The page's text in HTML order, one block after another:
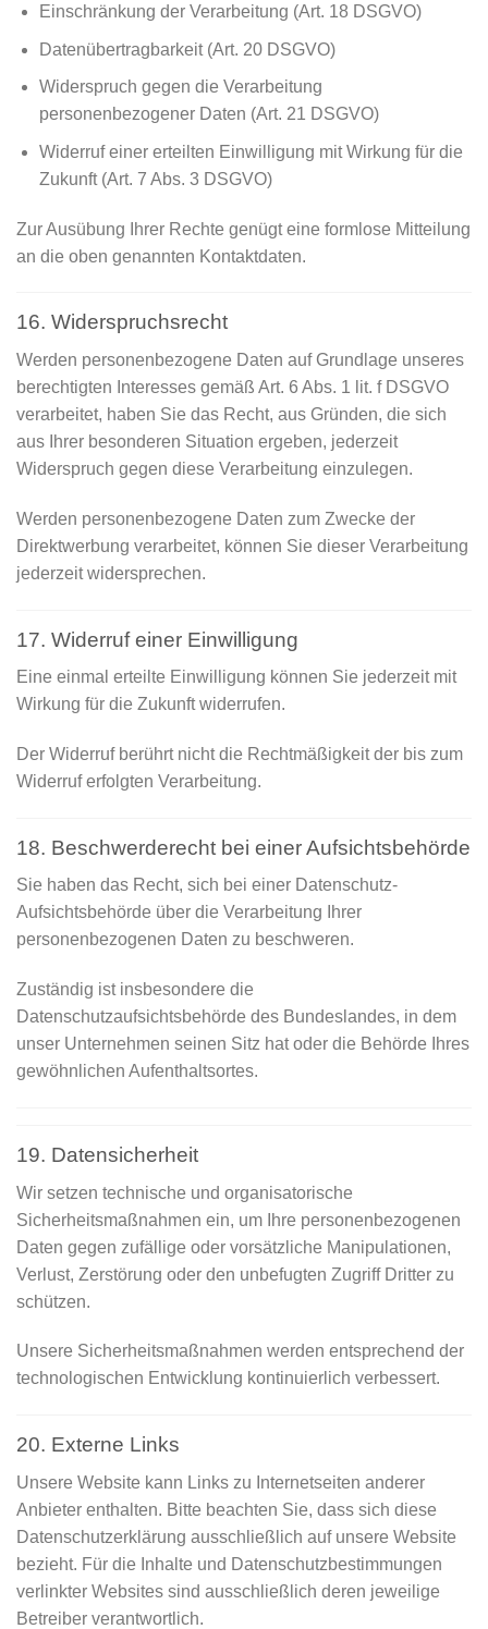
Einschränkung der Verarbeitung (Art. 18 DSGVO)
Datenübertragbarkeit (Art. 20 DSGVO)
Widerspruch gegen die Verarbeitung
personenbezogener Daten (Art. 21 DSGVO)
Widerruf einer erteilten Einwilligung mit Wirkung für die
Zukunft (Art. 7 Abs. 3 DSGVO)
Zur Ausübung Ihrer Rechte genügt eine formlose Mitteilung
an die oben genannten Kontaktdaten.
16. Widerspruchsrecht
Werden personenbezogene Daten auf Grundlage unseres
berechtigten Interesses gemäß Art. 6 Abs. 1 lit. f DSGVO
verarbeitet, haben Sie das Recht, aus Gründen, die sich
aus Ihrer besonderen Situation ergeben, jederzeit
Widerspruch gegen diese Verarbeitung einzulegen.
Werden personenbezogene Daten zum Zwecke der
Direktwerbung verarbeitet, können Sie dieser Verarbeitung
jederzeit widersprechen.
17. Widerruf einer Einwilligung
Eine einmal erteilte Einwilligung können Sie jederzeit mit
Wirkung für die Zukunft widerrufen.
Der Widerruf berührt nicht die Rechtmäßigkeit der bis zum
Widerruf erfolgten Verarbeitung.
18. Beschwerderecht bei einer Aufsichtsbehörde
Sie haben das Recht, sich bei einer Datenschutz-
Aufsichtsbehörde über die Verarbeitung Ihrer
personenbezogenen Daten zu beschweren.
Zuständig ist insbesondere die
Datenschutzaufsichtsbehörde des Bundeslandes, in dem
unser Unternehmen seinen Sitz hat oder die Behörde Ihres
gewöhnlichen Aufenthaltsortes.
19. Datensicherheit
Wir setzen technische und organisatorische
Sicherheitsmaßnahmen ein, um Ihre personenbezogenen
Daten gegen zufällige oder vorsätzliche Manipulationen,
Verlust, Zerstörung oder den unbefugten Zugriff Dritter zu
schützen.
Unsere Sicherheitsmaßnahmen werden entsprechend der
technologischen Entwicklung kontinuierlich verbessert.
20. Externe Links
Unsere Website kann Links zu Internetseiten anderer
Anbieter enthalten. Bitte beachten Sie, dass sich diese
Datenschutzerklärung ausschließlich auf unsere Website
bezieht. Für die Inhalte und Datenschutzbestimmungen
verlinkter Websites sind ausschließlich deren jeweilige
Betreiber verantwortlich.